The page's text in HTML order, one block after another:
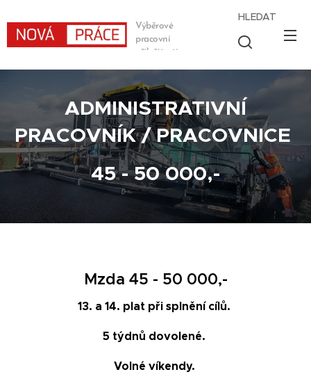
Výběrové
pracovní
příležitosti
HLEDAT
ADMINISTRATIVNÍ
PRACOVNÍK / PRACOVNICE
45 - 50 000,-
Mzda 45 - 50 000,-
13. a 14. plat při splnění cílů.
5 týdnů dovolené.
Volné víkendy.